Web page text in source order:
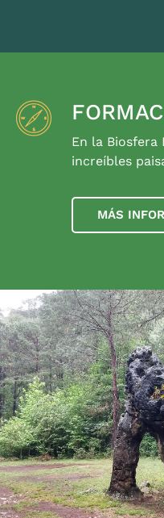
En la
increíbles
MÁS